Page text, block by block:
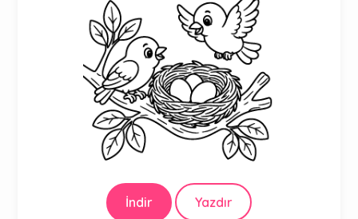
İndir Yazdır